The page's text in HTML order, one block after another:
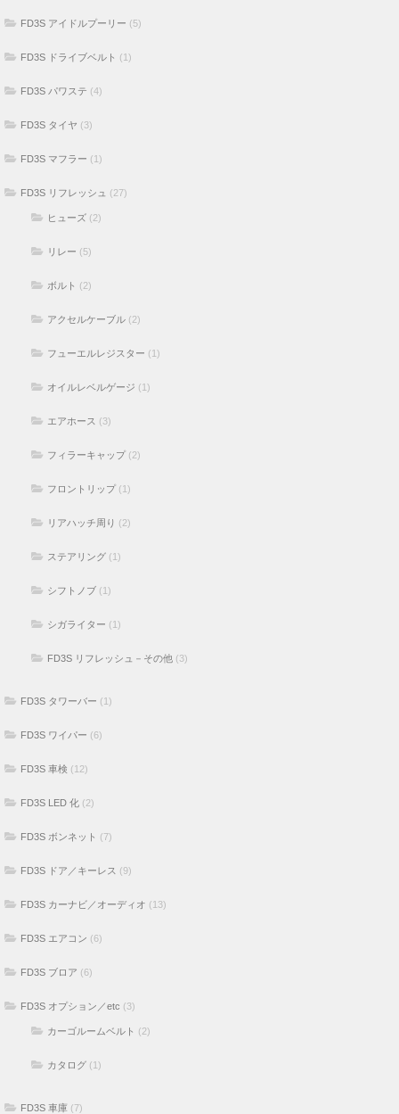
FD3S アイドルプーリー (5)
FD3S ドライブベルト (1)
FD3S パワステ (4)
FD3S タイヤ (3)
FD3S マフラー (1)
FD3S リフレッシュ (27)
ヒューズ (2)
リレー (5)
ボルト (2)
アクセルケーブル (2)
フューエルレジスター (1)
オイルレベルゲージ (1)
エアホース (3)
フィラーキャップ (2)
フロントリップ (1)
リアハッチ周り (2)
ステアリング (1)
シフトノブ (1)
シガライター (1)
FD3S リフレッシュ－その他 (3)
FD3S タワーバー (1)
FD3S ワイパー (6)
FD3S 車検 (12)
FD3S LED 化 (2)
FD3S ボンネット (7)
FD3S ドア／キーレス (9)
FD3S カーナビ／オーディオ (13)
FD3S エアコン (6)
FD3S ブロア (6)
FD3S オプション／etc (3)
カーゴルームベルト (2)
カタログ (1)
FD3S 車庫 (7)